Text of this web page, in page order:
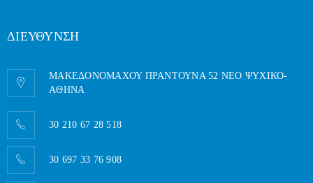
ΔΙΕΥΘΥΝΣΗ
ΜΑΚΕΔΟΝΟΜΑΧΟΥ ΠΡΑΝΤΟΥΝΑ 52 ΝΕΟ ΨΥΧΙΚΟ-
AΘΗΝΑ
30 210 67 28 518
30 697 33 76 908